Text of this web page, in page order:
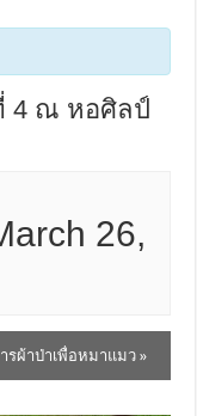
4 ณ หอศิลป์
26,
รผ้าป่าเพื่อหมาแมว »